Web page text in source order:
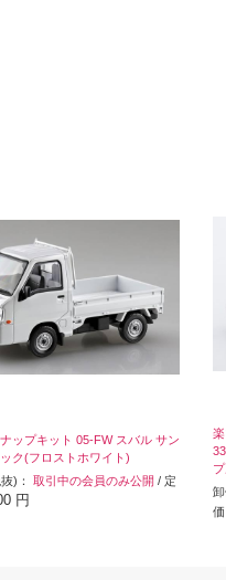
ップキット 05-FW スバル サン
ク(フロストホワイト)
)： 取引中の会員のみ公開 / 定
円
価